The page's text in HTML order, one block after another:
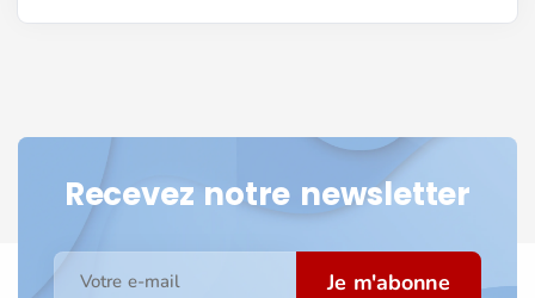
Recevez notre newsletter
Votre e-mail Je m'abonne